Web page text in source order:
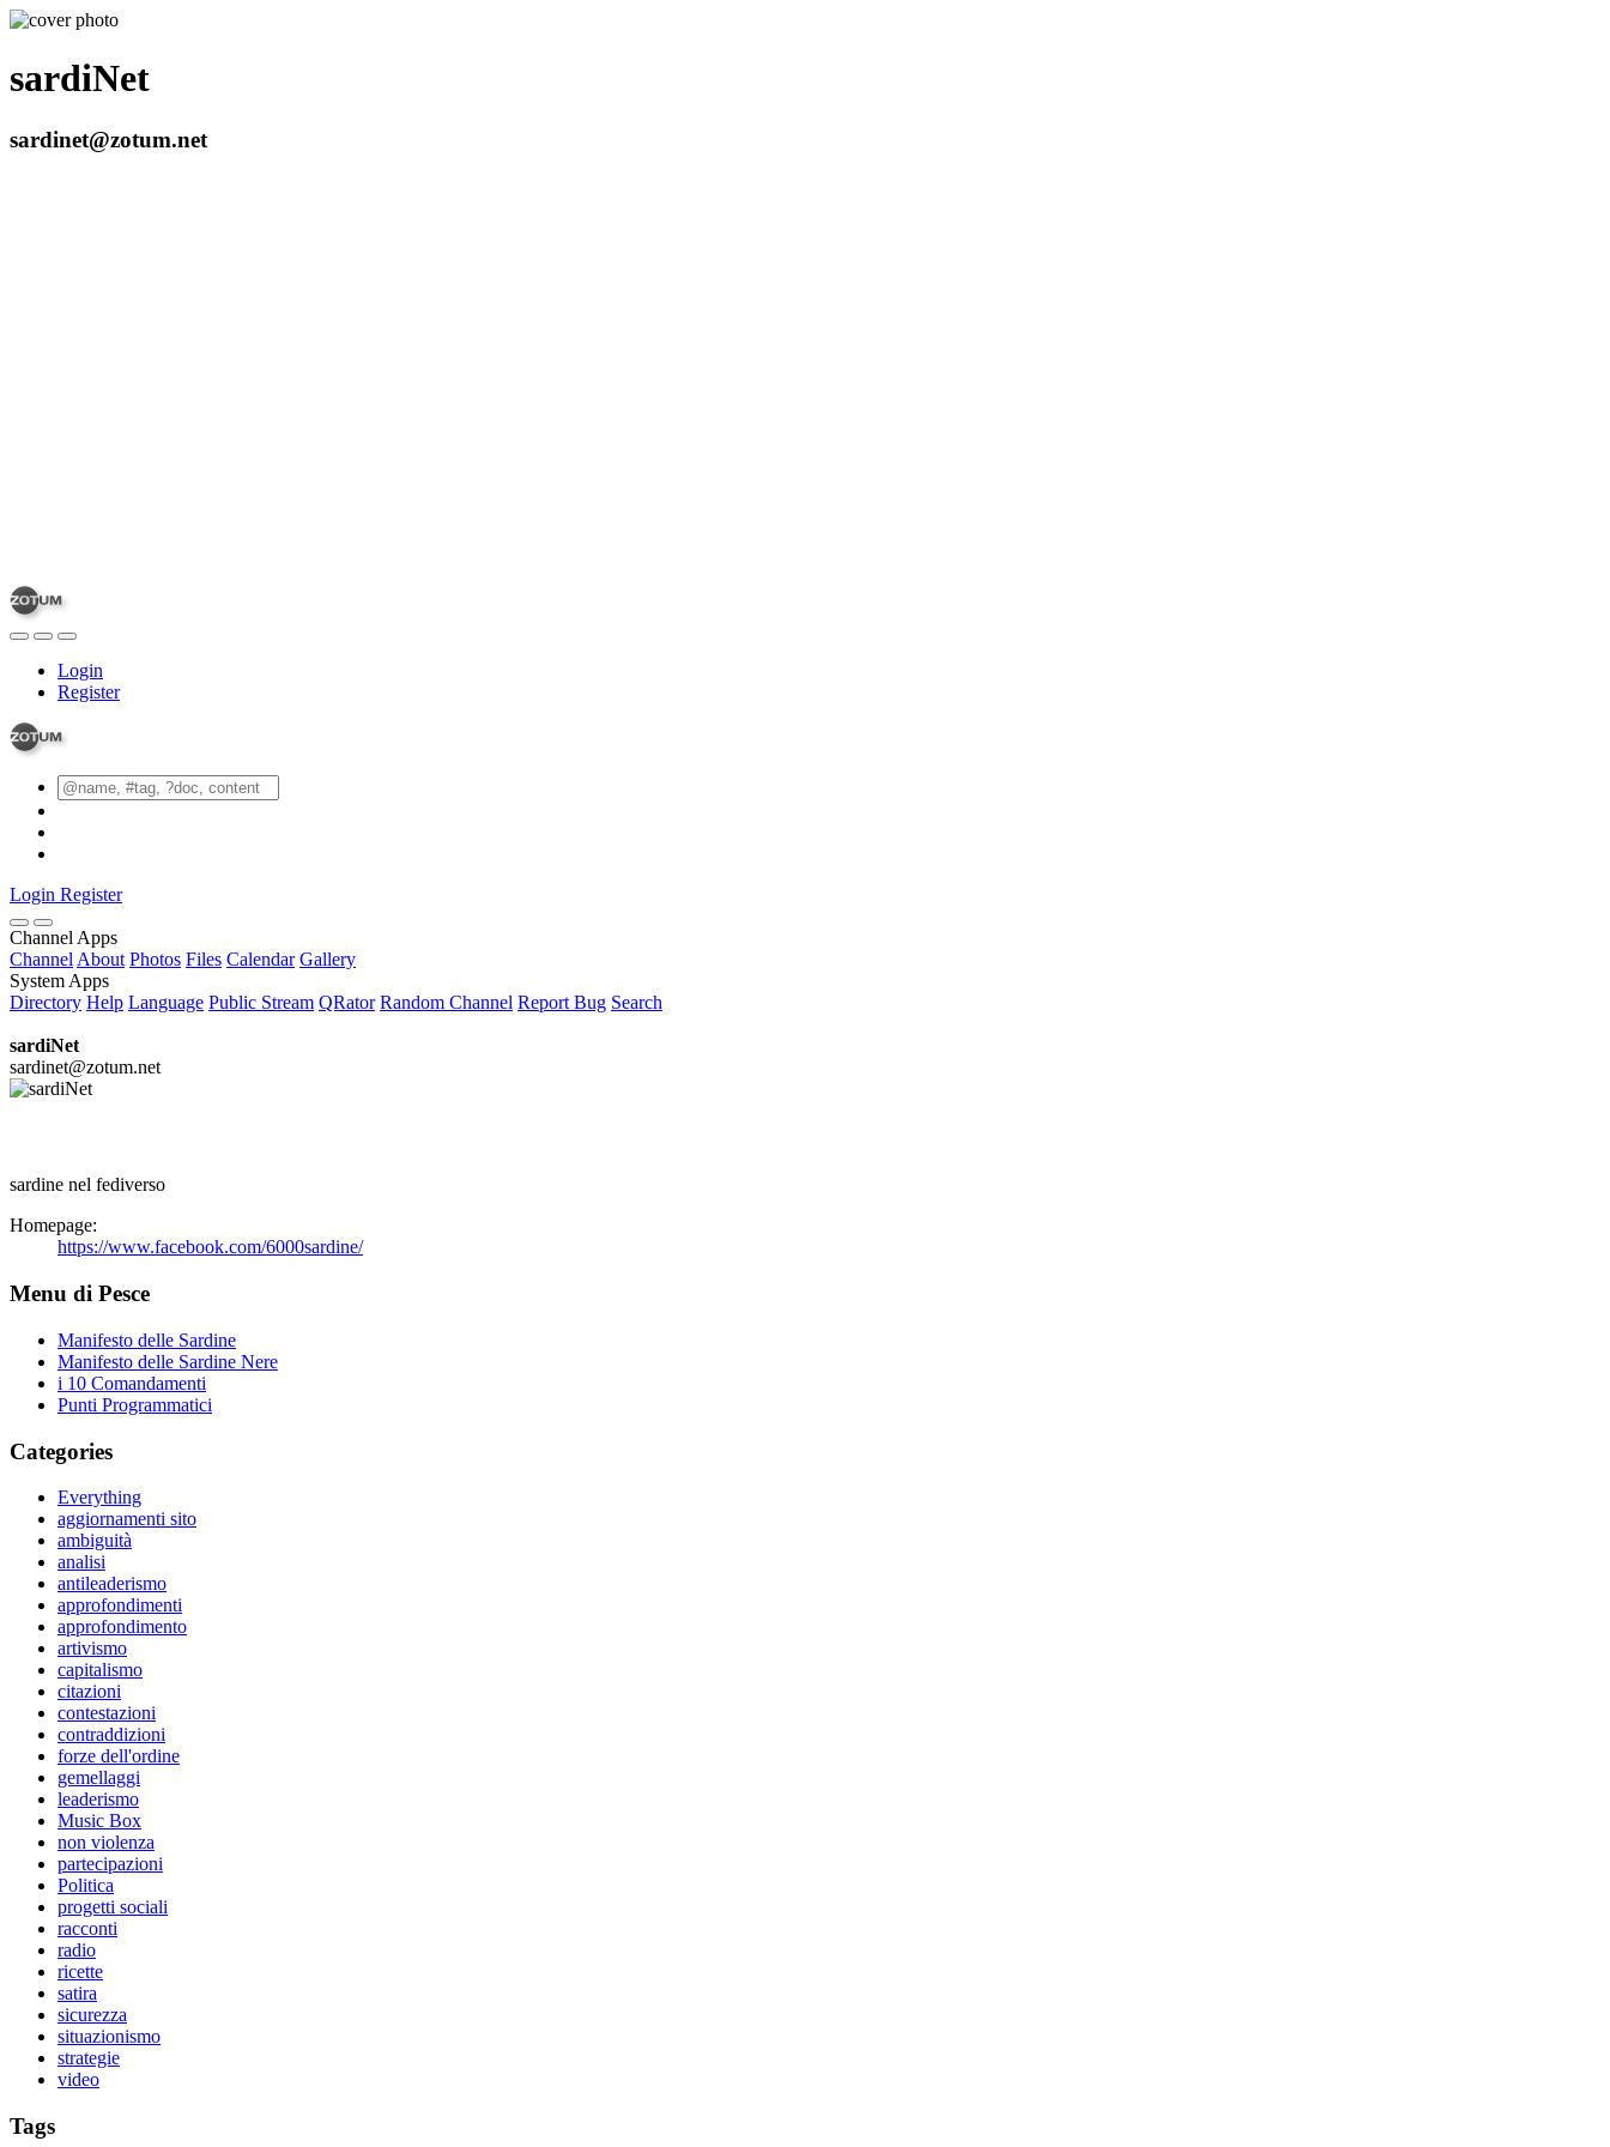
sardiNet
sardinet@zotum.net
Login
Register
Login Register
Channel Apps
Channel About Photos Files Calendar Gallery
System Apps
Directory Help Language Public Stream QRator Random Channel Report Bug Search
sardiNet
sardinet@zotum.net
sardine nel fediverso
Homepage:
https://www.facebook.com/6000sardine/
Menu di Pesce
Manifesto delle Sardine
Manifesto delle Sardine Nere
i 10 Comandamenti
Punti Programmatici
Categories
Everything
aggiornamenti sito
ambiguità
analisi
antileaderismo
approfondimenti
approfondimento
artivismo
capitalismo
citazioni
contestazioni
contraddizioni
forze dell'ordine
gemellaggi
leaderismo
Music Box
non violenza
partecipazioni
Politica
progetti sociali
racconti
radio
ricette
satira
sicurezza
situazionismo
strategie
video
Tags